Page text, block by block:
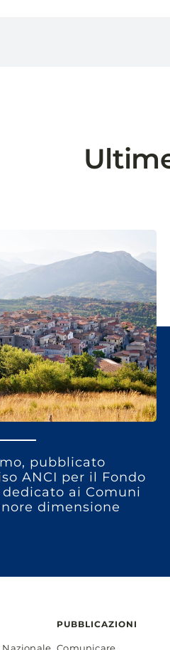
pubblicato
ANCI per il Fondo
dedicato ai Comuni
dimensione
Nazionale
PUBBLICAZIONI
Comunicare